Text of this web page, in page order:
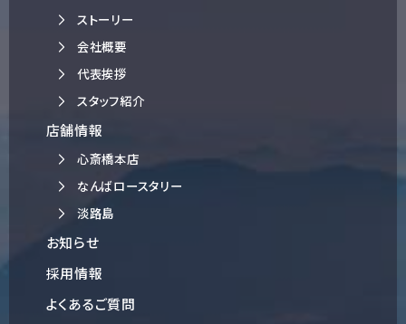
ストーリー
会社概要
代表挨拶
スタッフ紹介
店舗情報
心斎橋本店
なんばロースタリー
淡路島
お知らせ
採用情報
よくあるご質問